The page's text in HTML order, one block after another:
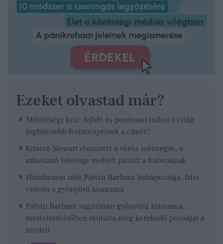
Ezeket olvastad már?
Műveltségi kvíz: fejből és pontosan tudod a világ
leghíresebb festményeinek a címét?
Kristen Stewart visszatért a vörös szőnyegre, a
színésznő felesége mellett pózolt a fotósoknak
Hatalmasat nőtt Palvin Barbara babapocakja, friss
videón a gyönyörű kismama
Palvin Barbara sugárzóan gyönyörű kismama,
meztelenfelsőben mutatta meg kerekedő pocakját a
modell